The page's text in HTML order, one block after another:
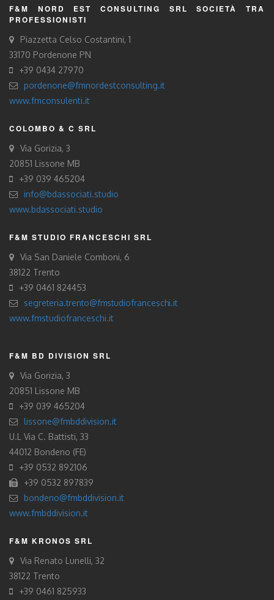
F&M NORD EST CONSULTING SRL SOCIETÀ TRA
PROFESSIONISTI
Piazzetta Celso Costantini, 1
33170 Pordenone PN
+39 0434 27970
pordenone@fmnordestconsulting.it
www.fmconsulenti.it
COLOMBO & C SRL
Via Gorizia, 3
20851 Lissone MB
+39 039 465204
info@bdassociati.studio
www.bdassociati.studio
F&M STUDIO FRANCESCHI SRL
Via San Daniele Comboni, 6
38122 Trento
+39 0461 824453
segreteria.trento@fmstudiofranceschi.it
www.fmstudiofranceschi.it
F&M BD DIVISION SRL
Via Gorizia, 3
20851 Lissone MB
+39 039 465204
lissone@fmbddivision.it
U.L Via C. Battisti, 33
44012 Bondeno (FE)
+39 0532 892106
+39 0532 897839
bondeno@fmbddivision.it
www.fmbddivision.it
F&M KRONOS SRL
Via Renato Lunelli, 32
38122 Trento
+39 0461 825933